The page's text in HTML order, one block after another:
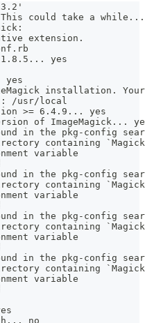
could take a while...
extension.
1.8.5... yes
yes
installation.
/usr/local
>= 6.4.9... yes
of ImageMagick...
in the pkg-config
containing
variable
in the pkg-config
containing
variable
in the pkg-config
containing
variable
in the pkg-config
containing
variable
no